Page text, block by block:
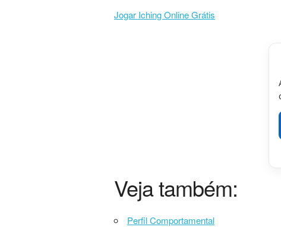
Jogar Iching Online Grátis
Veja também:
Perfil Comportamental